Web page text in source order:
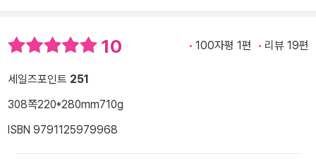
10 100자평 1편 리뷰 19편
세일즈포인트 251
308쪽220*280mm710g
ISBN 9791125979968